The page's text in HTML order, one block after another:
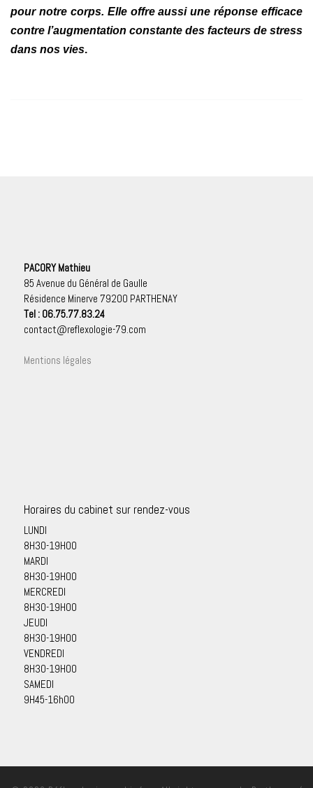
pour notre corps. Elle offre aussi une réponse efficace
contre l’augmentation constante des facteurs de stress
dans nos vies.
PACORY Mathieu
85 Avenue du Général de Gaulle
Résidence Minerve 79200 PARTHENAY
Tel : 06.75.77.83.24
contact@reflexologie-79.com
Mentions légales
Horaires du cabinet sur rendez-vous
LUNDI
8H30-19H00
MARDI
8H30-19H00
MERCREDI
8H30-19H00
JEUDI
8H30-19H00
VENDREDI
8H30-19H00
SAMEDI
9H45-16h00